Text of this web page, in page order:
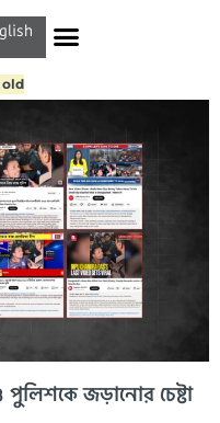
old
পুলিশকে জড়ানোর চেষ্টা